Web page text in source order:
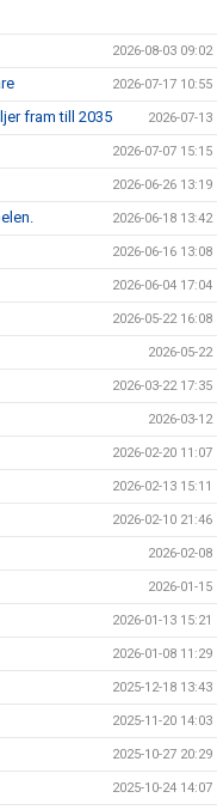
2026-08-03 09:02
2026-07-17 10:55
fram till 2035 2026-07-13
2026-07-07 15:15
2026-06-26 13:19
2026-06-18 13:42
2026-06-16 13:08
2026-06-04 17:04
2026-05-22 16:08
2026-05-22
2026-03-22 17:35
2026-03-12
2026-02-20 11:07
2026-02-13 15:11
2026-02-10 21:46
2026-02-08
2026-01-15
2026-01-13 15:21
2026-01-08 11:29
2025-12-18 13:43
2025-11-20 14:03
2025-10-27 20:29
2025-10-24 14:07